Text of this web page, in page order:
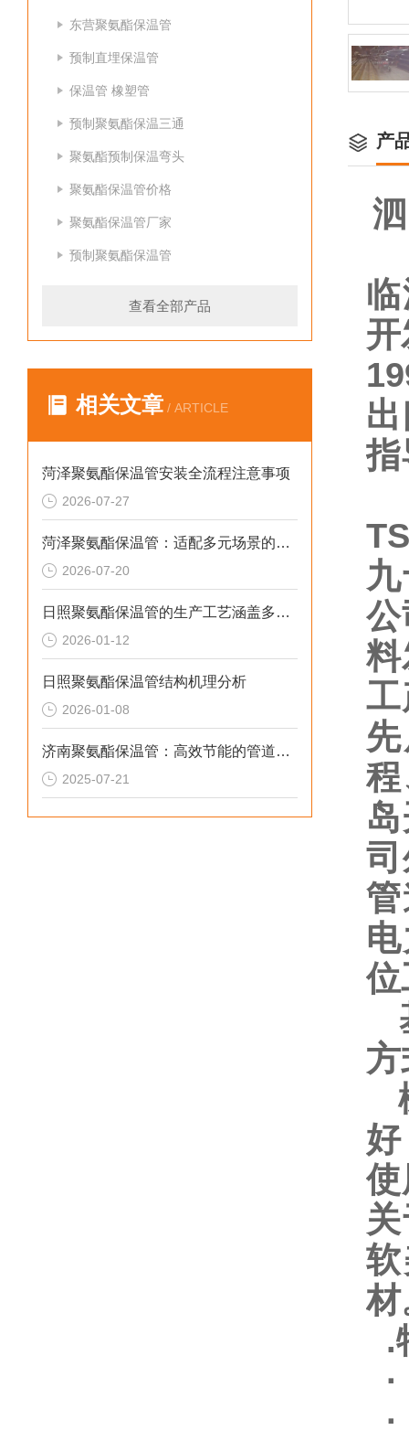
东营聚氨酯保温管
预制直埋保温管
保温管 橡塑管
预制聚氨酯保温三通
聚氨酯预制保温弯头
聚氨酯保温管价格
聚氨酯保温管厂家
预制聚氨酯保温管
查看全部产品
相关文章 / ARTICLE
菏泽聚氨酯保温管安装全流程注意事项
2026-07-27
菏泽聚氨酯保温管：适配多元场景的高效保温输送材料
2026-07-20
日照聚氨酯保温管的生产工艺涵盖多个环节
2026-01-12
日照聚氨酯保温管结构机理分析
2026-01-08
济南聚氨酯保温管：高效节能的管道保温材料
2025-07-21
产
指
位
材
.